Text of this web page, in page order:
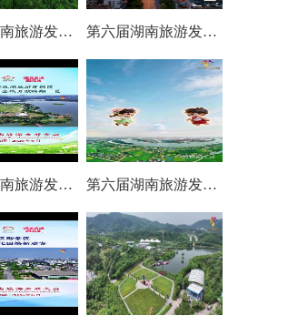
第六届湖南旅游发展大会丨岳塘区：一村一景 一步一趣 第六届湖南旅游发展大会丨阿莲潭宝带你云游岳塘（二）
第六届湖南旅游发展大会丨仰天湖国际休闲旅游度假区17个游玩项目全线开放嗨翻一夏 第六届湖南旅游发展大会丨阿莲潭宝带你云游岳塘